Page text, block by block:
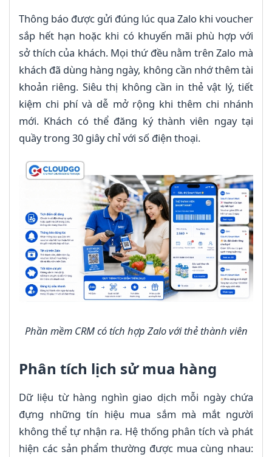
Thông báo được gửi đúng lúc qua Zalo khi voucher
sắp hết hạn hoặc khi có khuyến mãi phù hợp với
sở thích của khách. Mọi thứ đều nằm trên Zalo mà
khách đã dùng hàng ngày, không cần nhớ thêm tài
khoản riêng. Siêu thị không cần in thẻ vật lý, tiết
kiệm chi phí và dễ mở rộng khi thêm chi nhánh
mới. Khách có thể đăng ký thành viên ngay tại
quầy trong 30 giây chỉ với số điện thoại.
Phần mềm CRM có tích hợp Zalo với thẻ thành viên
Phân tích lịch sử mua hàng
Dữ liệu từ hàng nghìn giao dịch mỗi ngày chứa
đựng những tín hiệu mua sắm mà mắt người
không thể tự nhận ra. Hệ thống phân tích và phát
hiện các sản phẩm thường được mua cùng nhau: